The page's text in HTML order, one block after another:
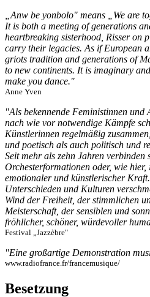
„Anw be yonbolo" means „We are
It is both a meeting of generations
heartbreaking sisterhood, Risser on
carry their legacies. As if European
griots tradition and generations of
to new continents. It is imaginary
make you dance."
Anne Yven
"Als bekennende Feministinnen
nach wie vor notwendige Kämpfe
Künstlerinnen regelmäßig
und poetisch als auch politisch und
Seit mehr als zehn Jahren verbinden
Orchesterformationen oder, wie
emotionaler und künstlerischer
Unterschieden und Kulturen
Wind der Freiheit, der stimmlichen
Meisterschaft, der sensiblen und
fröhlicher, schöner, würdevoller
Festival „Jazzèbre"
"Eine großartige Demonstration
www.radiofrance.fr/francemusique/
Besetzung